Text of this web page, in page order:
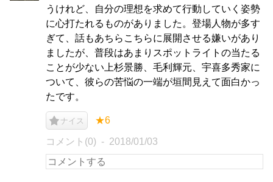
うけれど、自分の理想を求めて行動していく姿勢
に心打たれるものがありました。登場人物が多す
ぎて、話もあちらこちらに展開させる嫌いがあり
ましたが、普段はあまりスポットライトの当たる
ことが少ない上杉景勝、毛利輝元、宇喜多秀家に
ついて、彼らの苦悩の一端が垣間見えて面白かっ
たです。
ナイス ★6
コメント(0) 2018/01/03